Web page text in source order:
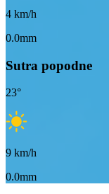
4 km/h
0.0mm
Sutra popodne
23°
9 km/h
0.0mm